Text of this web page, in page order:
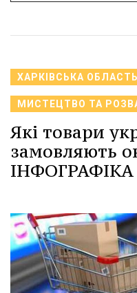
ХАРКІВСЬКА ОБЛАСТЬ
МИСТЕЦТВО ТА
Які товари
замовляють
ІНФОГРАФІКА